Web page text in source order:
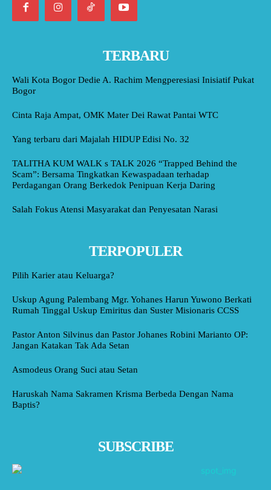
TERBARU
Wali Kota Bogor Dedie A. Rachim Mengperesiasi Inisiatif Pukat
Bogor
Cinta Raja Ampat, OMK Mater Dei Rawat Pantai WTC
Yang terbaru dari Majalah HIDUP Edisi No. 32
TALITHA KUM WALK s TALK 2026 “Trapped Behind the
Scam”: Bersama Tingkatkan Kewaspadaan terhadap
Perdagangan Orang Berkedok Penipuan Kerja Daring
Salah Fokus Atensi Masyarakat dan Penyesatan Narasi
TERPOPULER
Pilih Karier atau Keluarga?
Uskup Agung Palembang Mgr. Yohanes Harun Yuwono Berkati
Rumah Tinggal Uskup Emiritus dan Suster Misionaris CCSS
Pastor Anton Silvinus dan Pastor Johanes Robini Marianto OP:
Jangan Katakan Tak Ada Setan
Asmodeus Orang Suci atau Setan
Haruskah Nama Sakramen Krisma Berbeda Dengan Nama
Baptis?
SUBSCRIBE